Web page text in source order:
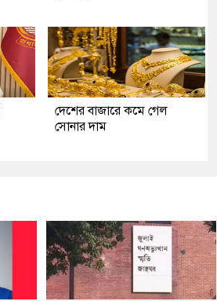
দেশের বাজারে কমে গেল
সোনার দাম